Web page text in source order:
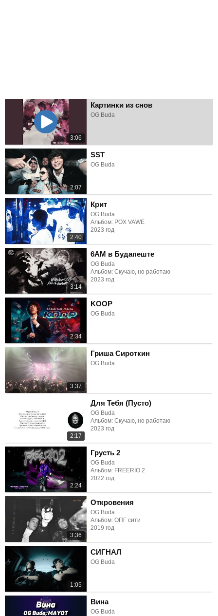
3:06
Картинки из снов
OG Buda
2:07
SST
OG Buda
2:40
Крит
OG Buda
Альбом: POX VAWË
2023 год
3:14
6AM в Будапеште
OG Buda
Альбом: Скучаю, но работаю
2023 год
2:34
KOOP
OG Buda
3:37
Гриша Сироткин
OG Buda
2:17
Для Тебя (Пусто)
OG Buda
Альбом: Скучаю, но работаю
2023 год
2:24
Грусть 2
OG Buda
Альбом: FREERIO 2
2022 год
3:36
Откровения
OG Buda
Альбом: ОПГ сити
2019 год
1:05
СИГНАЛ
OG Buda
Вина
OG Buda